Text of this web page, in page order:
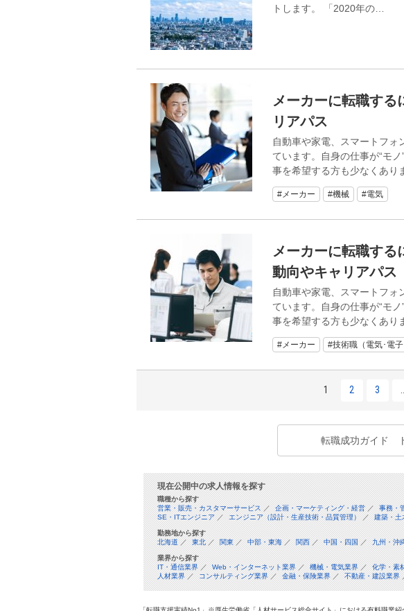
トします。 「2020年の…
メーカーに転職する
リアパス
自動車や家電、スマートフォ
ています。自身の仕事が“モ
事を希望する方も少なくあり
#メーカー #機械 #電気
メーカーに転職する
動向やキャリアパス
自動車や家電、スマートフォ
ています。自身の仕事が“モ
事を希望する方も少なくあり
#メーカー #技術職（電気･電子
1 2 3
転職成功ガイド
現在公開中の求人情報を探す
職種から探す
営業・販売・カスタマーサービス
／ 企画・マーケティング・経営 ／ 事務・
SE・ITエンジニア ／ エンジニア（設計・生産技術・品質管理） ／ 建築・土
勤務地から探す
北海道 ／ 東北 ／ 関東 ／ 中部・東海 ／ 関西 ／ 中国・四国 ／ 九州・沖
業界から探す
IT・通信業界 ／ Web・インターネット業界 ／ 機械・電気業界 ／ 化学・素
人材業界 ／ コンサルティング業界 ／ 金融・保険業界 ／ 不動産・建設業界